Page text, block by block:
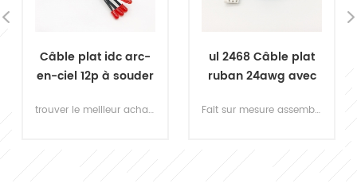
ul 2468 Câble plat
ruban 24awg avec
ul 2651 câble plat
28awg 26 broches